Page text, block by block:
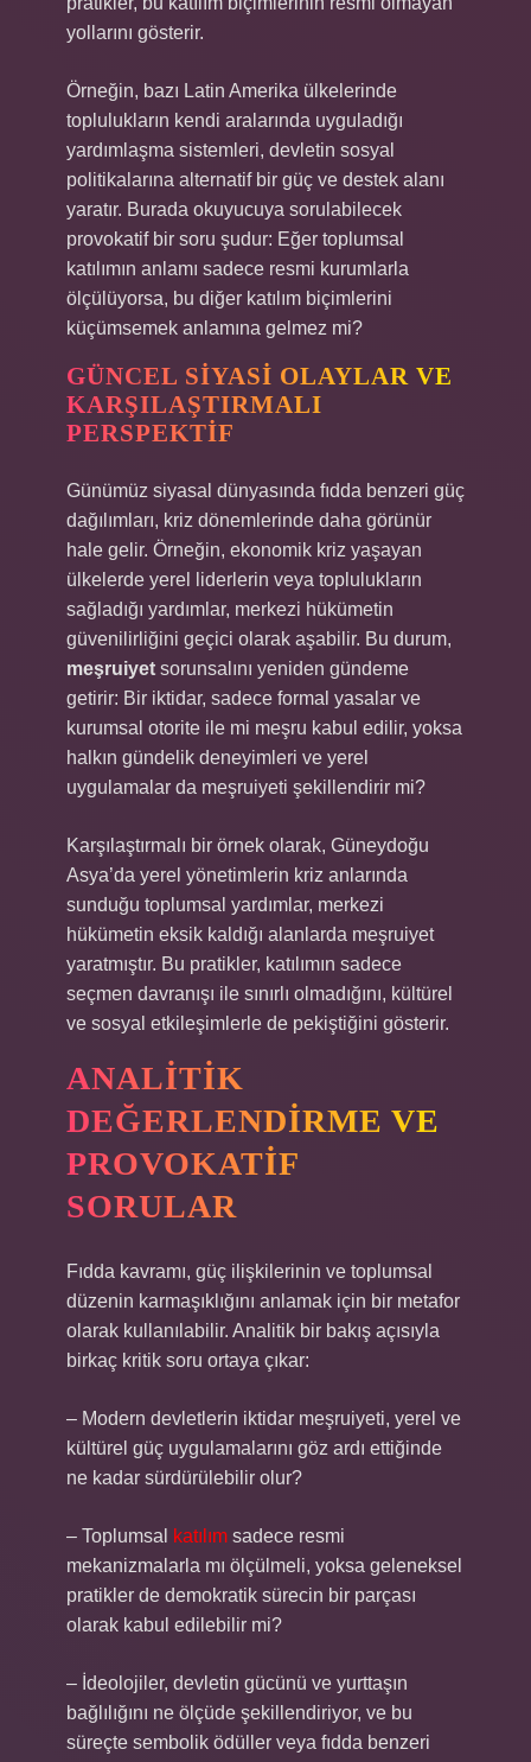
yollarını gösterir.
Örneğin, bazı Latin Amerika ülkelerinde
toplulukların kendi aralarında uyguladığı
yardımlaşma sistemleri, devletin sosyal
politikalarına alternatif bir güç ve destek alanı
yaratır. Burada okuyucuya sorulabilecek
provokatif bir soru şudur: Eğer toplumsal
katılımın anlamı sadece resmi kurumlarla
ölçülüyorsa, bu diğer katılım biçimlerini
küçümsemek anlamına gelmez mi?
GÜNCEL SIYASI OLAYLAR VE
KARŞILAŞTIRMALI
PERSPEKTIF
Günümüz siyasal dünyasında fıdda benzeri güç
dağılımları, kriz dönemlerinde daha görünür
hale gelir. Örneğin, ekonomik kriz yaşayan
ülkelerde yerel liderlerin veya toplulukların
sağladığı yardımlar, merkezi hükümetin
güvenilirliğini geçici olarak aşabilir. Bu durum,
meşruiyet sorunsalını yeniden gündeme
getirir: Bir iktidar, sadece formal yasalar ve
kurumsal otorite ile mi meşru kabul edilir, yoksa
halkın gündelik deneyimleri ve yerel
uygulamalar da meşruiyeti şekillendirir mi?
Karşılaştırmalı bir örnek olarak, Güneydoğu
Asya’da yerel yönetimlerin kriz anlarında
sunduğu toplumsal yardımlar, merkezi
hükümetin eksik kaldığı alanlarda meşruiyet
yaratmıştır. Bu pratikler, katılımın sadece
seçmen davranışı ile sınırlı olmadığını, kültürel
ve sosyal etkileşimlerle de pekiştiğini gösterir.
ANALITIK
DEĞERLENDIRME VE
PROVOKATIF
SORULAR
Fıdda kavramı, güç ilişkilerinin ve toplumsal
düzenin karmaşıklığını anlamak için bir metafor
olarak kullanılabilir. Analitik bir bakış açısıyla
birkaç kritik soru ortaya çıkar:
– Modern devletlerin iktidar meşruiyeti, yerel ve
kültürel güç uygulamalarını göz ardı ettiğinde
ne kadar sürdürülebilir olur?
– Toplumsal katılım sadece resmi
mekanizmalarla mı ölçülmeli, yoksa geleneksel
pratikler de demokratik sürecin bir parçası
olarak kabul edilebilir mi?
– İdeolojiler, devletin gücünü ve yurttaşın
bağlılığını ne ölçüde şekillendiriyor, ve bu
süreçte sembolik ödüller veya fıdda benzeri